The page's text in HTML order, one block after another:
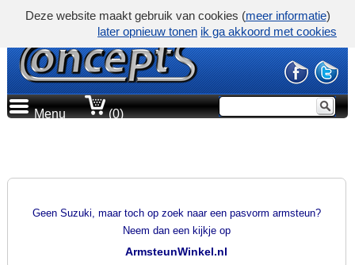
Menu (0)
Geen Suzuki, maar toch op zoek naar een pasvorm armsteun?
Neem dan een kijkje op
ArmsteunWinkel.nl
Deze website maakt gebruik van cookies (meer informatie)
later opnieuw tonen ik ga akkoord met cookies